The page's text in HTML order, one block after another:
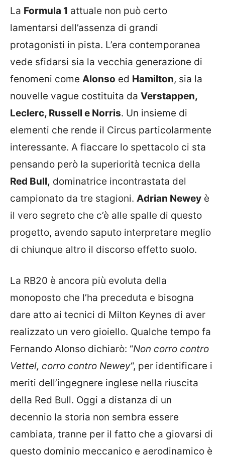
La Formula 1 attuale non può certo
lamentarsi dell’assenza di grandi
protagonisti in pista. L’era contemporanea
vede sfidarsi sia la vecchia generazione di
fenomeni come Alonso ed Hamilton, sia la
nouvelle vague costituita da Verstappen,
Leclerc, Russell e Norris. Un insieme di
elementi che rende il Circus particolarmente
interessante. A fiaccare lo spettacolo ci sta
pensando però la superiorità tecnica della
Red Bull, dominatrice incontrastata del
campionato da tre stagioni. Adrian Newey è
il vero segreto che c’è alle spalle di questo
progetto, avendo saputo interpretare meglio
di chiunque altro il discorso effetto suolo.
La RB20 è ancora più evoluta della
monoposto che l’ha preceduta e bisogna
dare atto ai tecnici di Milton Keynes di aver
realizzato un vero gioiello. Qualche tempo fa
Fernando Alonso dichiarò: “Non corro contro
Vettel, corro contro Newey“, per identificare i
meriti dell’ingegnere inglese nella riuscita
della Red Bull. Oggi a distanza di un
decennio la storia non sembra essere
cambiata, tranne per il fatto che a giovarsi di
questo dominio meccanico e aerodinamico è